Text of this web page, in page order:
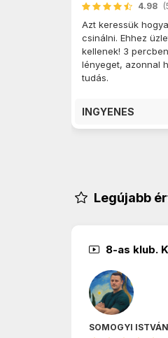
4.98
Azt keressük
csinálni. Ehhez
kellenek! 3
lényeget, azonnal
tudás.
INGYENES
Legújabb
8-as klub.
SOMOGYI